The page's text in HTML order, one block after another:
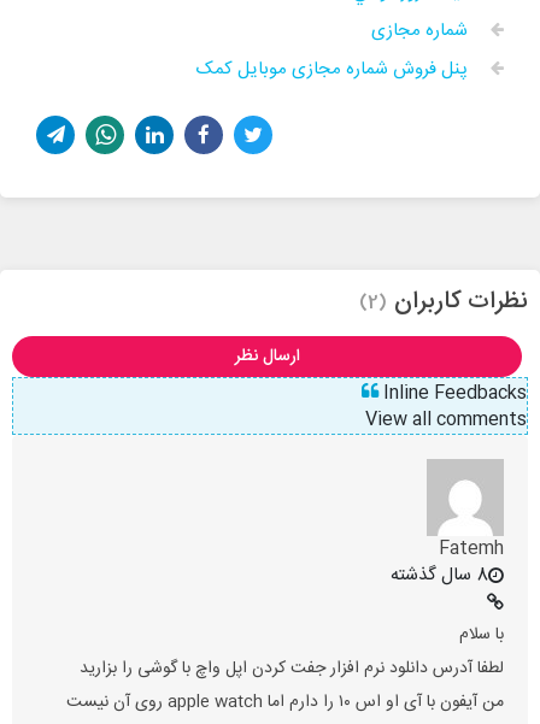
شماره مجازی
پنل فروش شماره مجازی موبایل کمک
نظرات کاربران (2)
ارسال نظر
Inline Feedbacks
View all comments
Fatemh
8 سال گذشته
با سلام
لطفا آدرس دانلود نرم افزار جفت کردن اپل واچ با گوشی را بزارید
من آیفون با آی او اس ۱۰ را دارم اما apple watch روی آن نیست